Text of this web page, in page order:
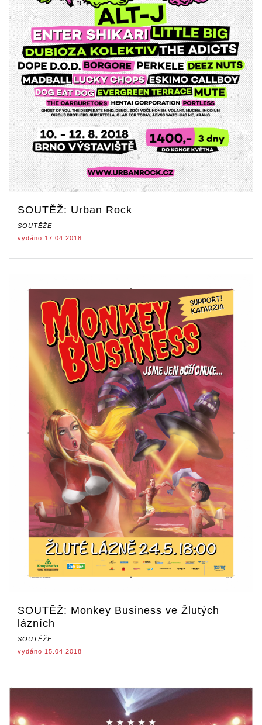
SOUTĚŽ: Urban Rock
SOUTĚŽE
vydáno 17.04.2018
SOUTĚŽ: Monkey Business ve Žlutých
lázních
SOUTĚŽE
vydáno 15.04.2018